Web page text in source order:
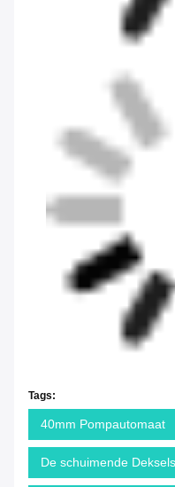
Tags:
40mm Pompautomaat
De schuimende